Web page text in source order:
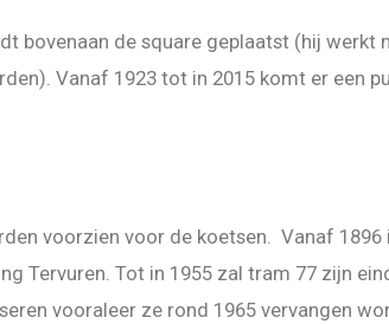
bovenaan de square geplaatst (hij werkt
Vanaf 1923 tot in 2015 komt er een
voorzien voor de koetsen. Vanaf
Tervuren. Tot in 1955 zal tram 77 zijn
vooraleer ze rond 1965 vervangen